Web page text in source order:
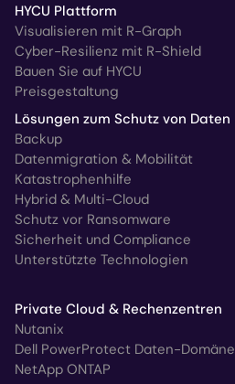
HYCU Plattform
Visualisieren mit R-Graph
Cyber-Resilienz mit R-Shield
Bauen Sie auf HYCU
Preisgestaltung
Lösungen zum Schutz von Daten
Backup
Datenmigration & Mobilität
Katastrophenhilfe
Hybrid & Multi-Cloud
Schutz vor Ransomware
Sicherheit und Compliance
Unterstützte Technologien
Private Cloud & Rechenzentren
Nutanix
Dell PowerProtect Daten-Domäne
NetApp ONTAP